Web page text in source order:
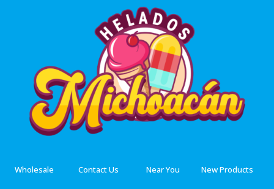
Wholesale Contact Us Near You New Products